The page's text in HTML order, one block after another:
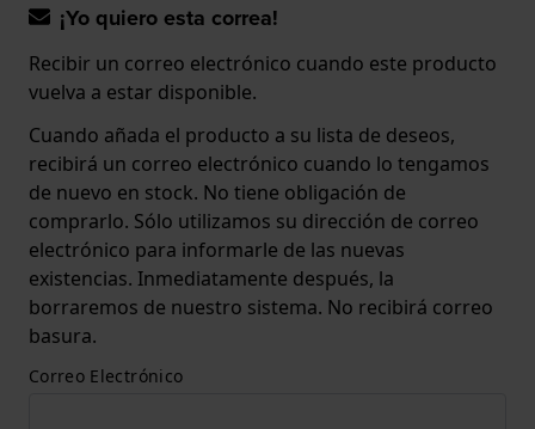
¡Yo quiero esta correa!
Recibir un correo electrónico cuando este producto
vuelva a estar disponible.
Cuando añada el producto a su lista de deseos,
recibirá un correo electrónico cuando lo tengamos
de nuevo en stock. No tiene obligación de
comprarlo. Sólo utilizamos su dirección de correo
electrónico para informarle de las nuevas
existencias. Inmediatamente después, la
borraremos de nuestro sistema. No recibirá correo
basura.
Correo Electrónico